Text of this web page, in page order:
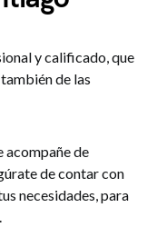
y calificado, que
de las
acompañe de
de contar con
necesidades, para